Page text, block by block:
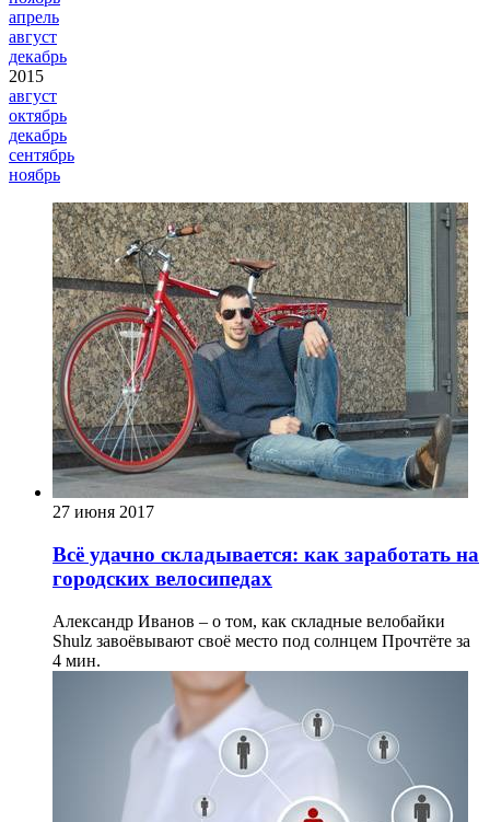
апрель
август
декабрь
2015
август
октябрь
декабрь
сентябрь
ноябрь
27 июня 2017
Всё удачно складывается: как заработать на
городских велосипедах
Александр Иванов – о том, как складные велобайки
Shulz завоёвывают своё место под солнцем Прочтёте за
4 мин.